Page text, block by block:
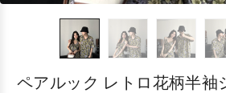
ペアルック レトロ花柄半袖